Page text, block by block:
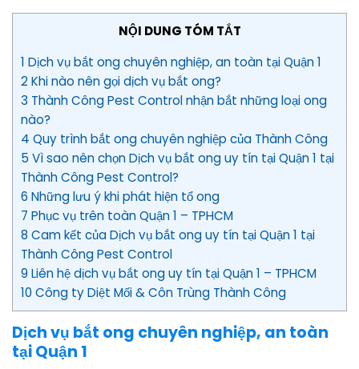
NỘI DUNG TÓM TẮT
1 Dịch vụ bắt ong chuyên nghiệp, an toàn tại Quận 1
2 Khi nào nên gọi dịch vụ bắt ong?
3 Thành Công Pest Control nhận bắt những loại ong
nào?
4 Quy trình bắt ong chuyên nghiệp của Thành Công
5 Vì sao nên chọn Dịch vụ bắt ong uy tín tại Quận 1 tại
Thành Công Pest Control?
6 Những lưu ý khi phát hiện tổ ong
7 Phục vụ trên toàn Quận 1 – TPHCM
8 Cam kết của Dịch vụ bắt ong uy tín tại Quận 1 tại
Thành Công Pest Control
9 Liên hệ dịch vụ bắt ong uy tín tại Quận 1 – TPHCM
10 Công ty Diệt Mối & Côn Trùng Thành Công
Dịch vụ bắt ong chuyên nghiệp, an toàn
tại Quận 1